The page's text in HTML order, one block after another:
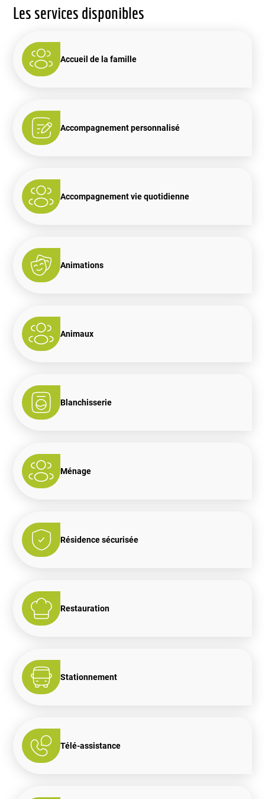
Les services disponibles
Accueil de la famille
Accompagnement personnalisé
Accompagnement vie quotidienne
Animations
Animaux
Blanchisserie
Ménage
Résidence sécurisée
Restauration
Stationnement
Télé-assistance